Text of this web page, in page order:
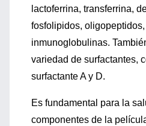
lactoferrina, transferrina,
fosfolipidos,
inmunoglobulinas.
variedad de surfactantes,
surfactante A y D.
Es fundamental para la
componentes de la